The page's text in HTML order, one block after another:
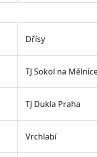
Dřísy
TJ Sokol na
TJ Dukla Praha
Vrchlabí